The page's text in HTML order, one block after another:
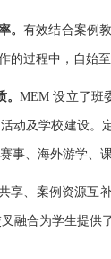
。 有效结合案例
的过程中，自始
。MEM 设立了班
动及学校建设
事、海外游学、
享、案例资源互
融合为学生提